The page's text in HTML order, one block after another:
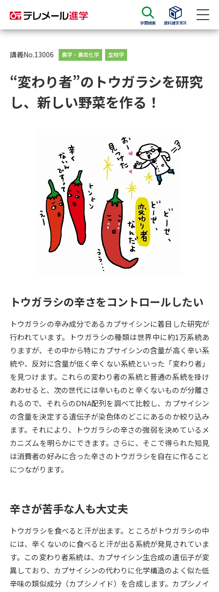
学問検索 資料請求BOX
資料請求
大学・短大の資料種類から請求
大学入学共通テスト利用選抜の
募集要項＆願書
大学・短大以外の資料から請求
専門学校の資料請求 大学院の資料請求
留学・進学関連、塾・予備校
大学入学共通テスト「受験案
内」の請求
幼稚園教員資格認定試験 小学校教員資格認定試験
高等学校（情報）教員資格認定
試験
大学研究 大学検索
大学で学べる内容や特徴を調べる
新増設大学・学部・学科特集
国際・グローバルに強い大学特
データサイエンス特集 奨学金・特待生制度特集
新学年スタート号特集ページ
（高3生用）
新学年スタート号特集ページ
SELFBRAND特集ページ
オープンキャンパスなどを調べる
講義No.13006 農学・農芸化学 生物学
“変わり者”のトウガラシを研究
し、新しい野菜を作る！
トウガラシの辛さをコントロールしたい
トウガラシの辛み成分であるカプサイシンに着目した研究が
行われています。トウガラシの種類は世界中に約1万系統あ
りますが、その中から特にカプサイシンの含量が高く辛い系
統や、反対に含量が低く辛くない系統といった「変わり者」
を見つけます。これらの変わり者の系統と普通の系統を掛け
あわせると、次の世代には辛いものと辛くないものが分離さ
れるので、それらのDNA配列を調べて比較し、カプサイシン
の含量を決定する遺伝子が染色体のどこにあるのか絞り込み
ます。それにより、トウガラシの辛さの強弱を決めているメ
カニズムを明らかにできます。さらに、そこで得られた知見
は消費者の好みに合った辛さのトウガラシを自在に作ること
につながります。
辛さが苦手な人も大丈夫
トウガラシを食べると汗が出ます。ところがトウガラシの中
には、辛くないのに食べると汗が出る系統が発見されていま
す。この変わり者系統は、カプサイシン生合成の遺伝子が変
異しており、カプサイシンの代わりに化学構造のよく似た低
辛味の類似成分（カプシノイド）を合成します。カプシノイ